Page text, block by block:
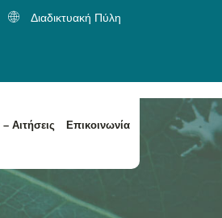
Διαδικτυακή Πύλη
Αιτήσεις Επικοινωνία